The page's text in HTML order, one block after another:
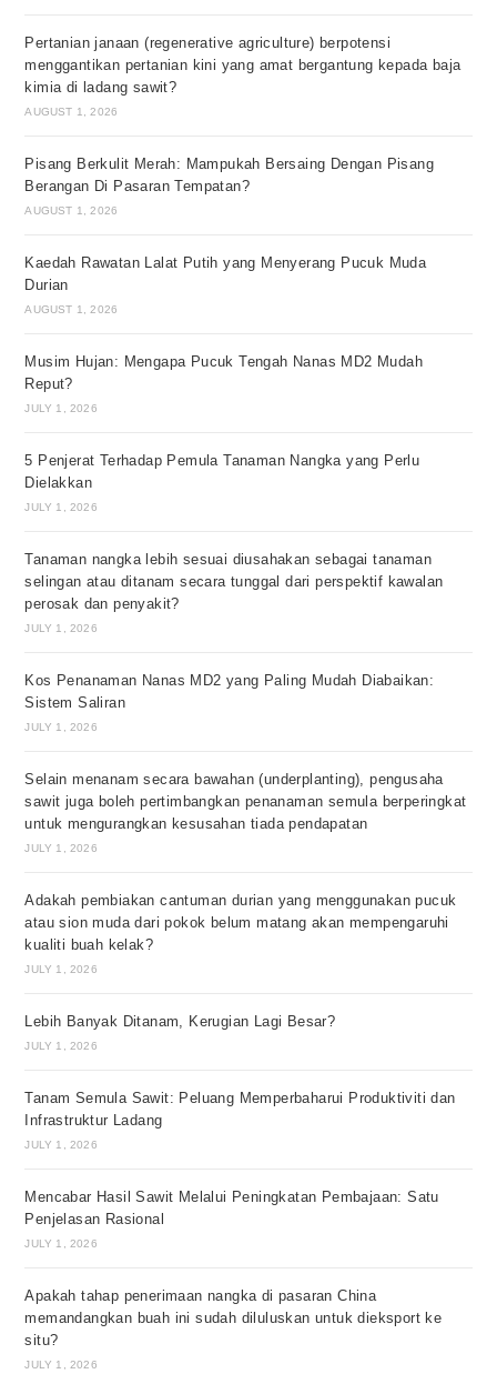
Pertanian janaan (regenerative agriculture) berpotensi
menggantikan pertanian kini yang amat bergantung kepada baja
kimia di ladang sawit?
AUGUST 1, 2026
Pisang Berkulit Merah: Mampukah Bersaing Dengan Pisang
Berangan Di Pasaran Tempatan?
AUGUST 1, 2026
Kaedah Rawatan Lalat Putih yang Menyerang Pucuk Muda
Durian
AUGUST 1, 2026
Musim Hujan: Mengapa Pucuk Tengah Nanas MD2 Mudah
Reput?
JULY 1, 2026
5 Penjerat Terhadap Pemula Tanaman Nangka yang Perlu
Dielakkan
JULY 1, 2026
Tanaman nangka lebih sesuai diusahakan sebagai tanaman
selingan atau ditanam secara tunggal dari perspektif kawalan
perosak dan penyakit?
JULY 1, 2026
Kos Penanaman Nanas MD2 yang Paling Mudah Diabaikan:
Sistem Saliran
JULY 1, 2026
Selain menanam secara bawahan (underplanting), pengusaha
sawit juga boleh pertimbangkan penanaman semula berperingkat
untuk mengurangkan kesusahan tiada pendapatan
JULY 1, 2026
Adakah pembiakan cantuman durian yang menggunakan pucuk
atau sion muda dari pokok belum matang akan mempengaruhi
kualiti buah kelak?
JULY 1, 2026
Lebih Banyak Ditanam, Kerugian Lagi Besar?
JULY 1, 2026
Tanam Semula Sawit: Peluang Memperbaharui Produktiviti dan
Infrastruktur Ladang
JULY 1, 2026
Mencabar Hasil Sawit Melalui Peningkatan Pembajaan: Satu
Penjelasan Rasional
JULY 1, 2026
Apakah tahap penerimaan nangka di pasaran China
memandangkan buah ini sudah diluluskan untuk dieksport ke
situ?
JULY 1, 2026